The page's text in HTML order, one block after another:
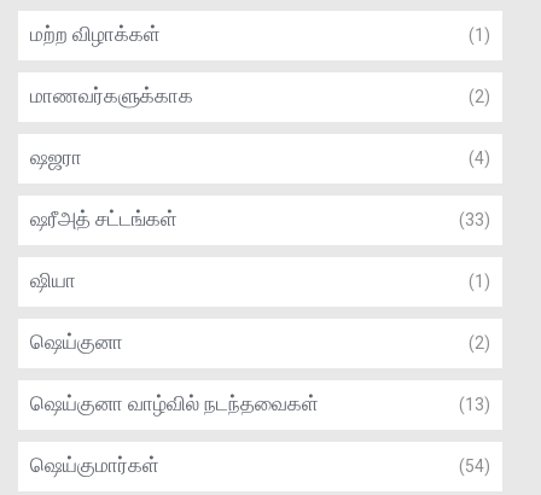
மற்ற விழாக்கள் (1)
மாணவர்களுக்காக (2)
ஷஜரா (4)
ஷரீஅத் சட்டங்கள் (33)
ஷியா (1)
ஷெய்குனா (2)
ஷெய்குனா வாழ்வில் நடந்தவைகள் (13)
ஷெய்குமார்கள் (54)